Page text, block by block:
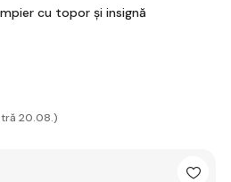
cu topor și insignă
20.08.)